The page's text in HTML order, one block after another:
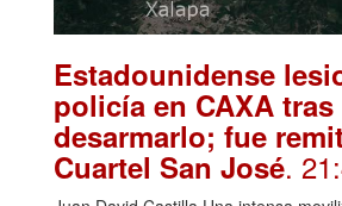
Estadounidense
policía en CAXA
desarmarlo; fue
Cuartel San José.